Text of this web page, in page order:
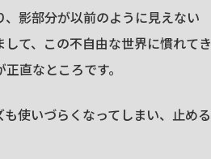
影部分が以前のように見えない
て、この不自由な世界に慣れてき
直なところです。
使いづらくなってしまい、止める